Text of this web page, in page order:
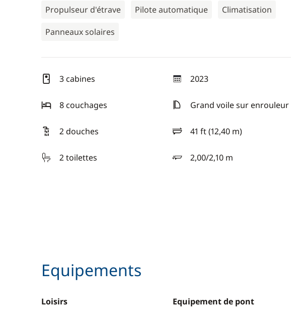
Propulseur d'étrave Pilote automatique
Climatisation
Panneaux solaires
3 cabines 2023
année
8 couchages
Grand voile sur enrouleur
2 douches 41 ft (12,40 m)
longueur
2 toilettes
2,00/2,10 m
tirant d'eau
Equipements
Loisirs
Equipement de pont